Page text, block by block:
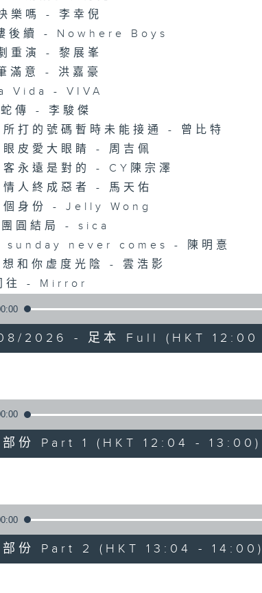
樂嗎 - 李幸倪
後續 - Nowhere Boys
重演 - 黎展峯
滿意 - 洪嘉豪
Vida - VIVA
傳 - 李駿傑
打的號碼暫時未能接通 - 曾比特
皮愛大眼睛 - 周吉佩
永遠是對的 - CY陳宗澤
人終成惡者 - 馬天佑
個身份 - Jelly Wong
圓結局 - sica
never comes - 陳明憙
和你虚度光陰 - 雲浩影
往 - Mirror
2026 - 足本 Full (HKT 12:00
部份 Part 1 (HKT 12:04 - 13:00)
部份 Part 2 (HKT 13:04 - 14:00)